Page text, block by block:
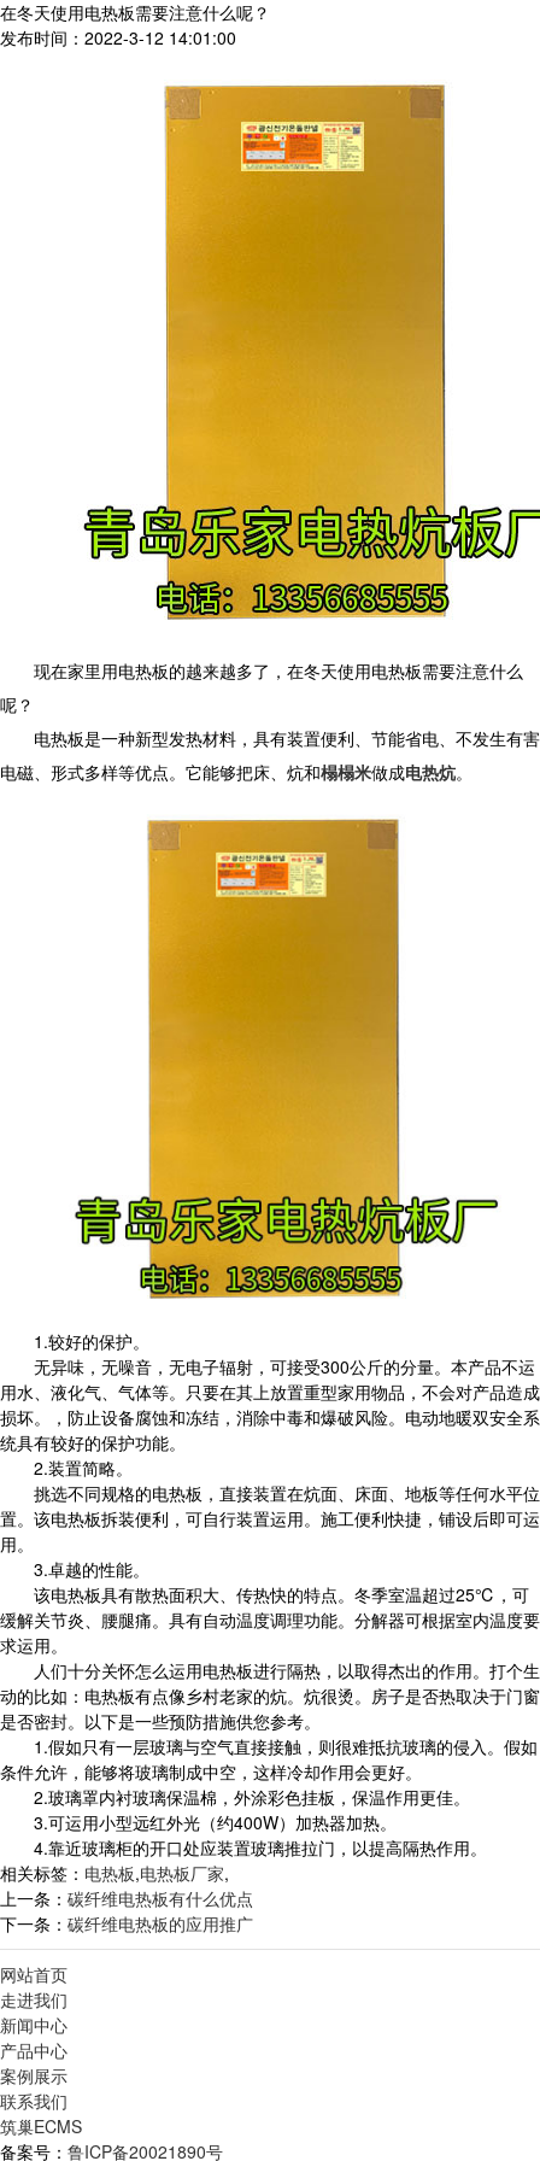
在冬天使用电热板需要注意什么呢？
发布时间：2022-3-12 14:01:00
现在家里用电热板的越来越多了，在冬天使用电热板需要注意什么
呢？
电热板是一种新型发热材料，具有装置便利、节能省电、不发生有害
电磁、形式多样等优点。它能够把床、炕和榻榻米做成电热炕。
1.较好的保护。
无异味，无噪音，无电子辐射，可接受300公斤的分量。本产品不运
用水、液化气、气体等。只要在其上放置重型家用物品，不会对产品造成
损坏。，防止设备腐蚀和冻结，消除中毒和爆破风险。电动地暖双安全系
统具有较好的保护功能。
2.装置简略。
挑选不同规格的电热板，直接装置在炕面、床面、地板等任何水平位
置。该电热板拆装便利，可自行装置运用。施工便利快捷，铺设后即可运
用。
3.卓越的性能。
该电热板具有散热面积大、传热快的特点。冬季室温超过25℃，可
缓解关节炎、腰腿痛。具有自动温度调理功能。分解器可根据室内温度要
求运用。
人们十分关怀怎么运用电热板进行隔热，以取得杰出的作用。打个生
动的比如：电热板有点像乡村老家的炕。炕很烫。房子是否热取决于门窗
是否密封。以下是一些预防措施供您参考。
1.假如只有一层玻璃与空气直接接触，则很难抵抗玻璃的侵入。假如
条件允许，能够将玻璃制成中空，这样冷却作用会更好。
2.玻璃罩内衬玻璃保温棉，外涂彩色挂板，保温作用更佳。
3.可运用小型远红外光（约400W）加热器加热。
4.靠近玻璃柜的开口处应装置玻璃推拉门，以提高隔热作用。
相关标签： 电热板,电热板厂家,
上一条： 碳纤维电热板有什么优点
下一条： 碳纤维电热板的应用推广
网站首页
走进我们
新闻中心
产品中心
案例展示
联系我们
筑巢ECMS
备案号： 鲁ICP备20021890号